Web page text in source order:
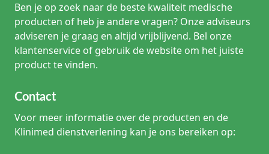
Ben je op zoek naar de beste kwaliteit medische
producten of heb je andere vragen? Onze adviseurs
adviseren je graag en altijd vrijblijvend. Bel onze
klantenservice of gebruik de website om het juiste
product te vinden.
Contact
Voor meer informatie over de producten en de
Klinimed dienstverlening kan je ons bereiken op: